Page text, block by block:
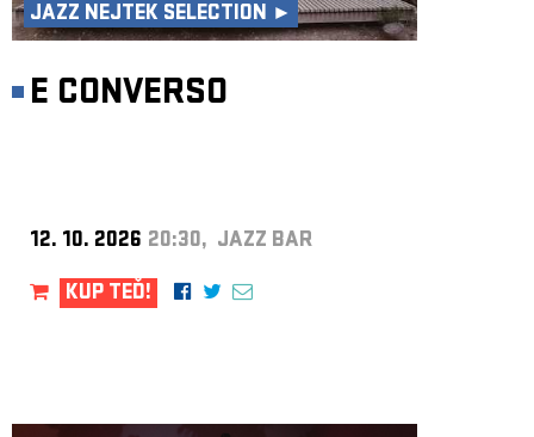
JAZZ NEJTEK SELECTION ►
E CONVERSO
12. 10. 2026 20:30, JAZZ BAR
KUP TEĎ!